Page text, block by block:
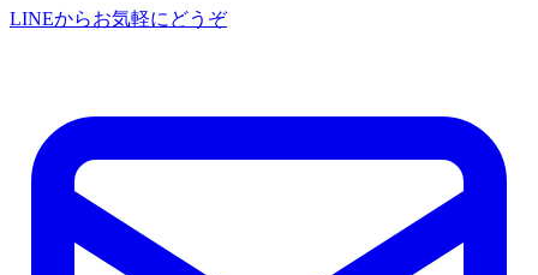
LINEからお気軽にどうぞ